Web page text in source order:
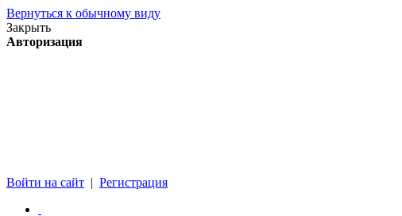
Вернуться к обычному виду
Закрыть
Авторизация
Войти на сайт | Регистрация